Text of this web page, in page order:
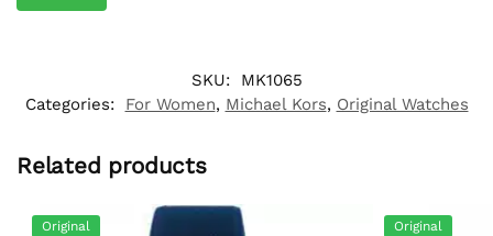
SKU:
MK1065
Categories:
For Women, Michael Kors, Original Watches
Related products
Original Original